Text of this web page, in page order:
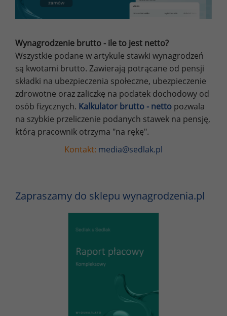
Wynagrodzenie brutto - ile to jest netto?
Wszystkie podane w artykule stawki wynagrodzeń
są kwotami brutto. Zawierają potrącane od pensji
składki na ubezpieczenia społeczne, ubezpieczenie
zdrowotne oraz zaliczkę na podatek dochodowy od
osób fizycznych. Kalkulator brutto - netto pozwala
na szybkie przeliczenie podanych stawek na pensję,
którą pracownik otrzyma "na rękę".
Kontakt: media@sedlak.pl
Zapraszamy do sklepu wynagrodzenia.pl